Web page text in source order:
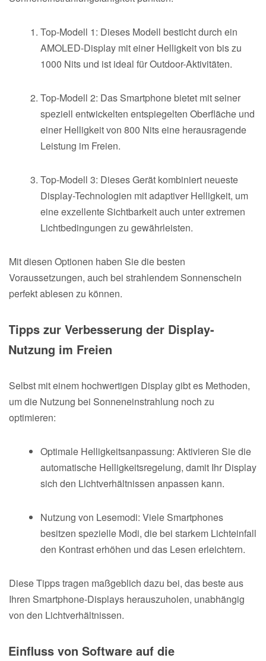
Top-Modell 1: Dieses Modell besticht durch ein
AMOLED-Display mit einer Helligkeit von bis zu
1000 Nits und ist ideal für Outdoor-Aktivitäten.
Top-Modell 2: Das Smartphone bietet mit seiner
speziell entwickelten entspiegelten Oberfläche und
einer Helligkeit von 800 Nits eine herausragende
Leistung im Freien.
Top-Modell 3: Dieses Gerät kombiniert neueste
Display-Technologien mit adaptiver Helligkeit, um
eine exzellente Sichtbarkeit auch unter extremen
Lichtbedingungen zu gewährleisten.
Mit diesen Optionen haben Sie die besten
Voraussetzungen, auch bei strahlendem Sonnenschein
perfekt ablesen zu können.
Tipps zur Verbesserung der Display-
Nutzung im Freien
Selbst mit einem hochwertigen Display gibt es Methoden,
um die Nutzung bei Sonneneinstrahlung noch zu
optimieren:
Optimale Helligkeitsanpassung: Aktivieren Sie die
automatische Helligkeitsregelung, damit Ihr Display
sich den Lichtverhältnissen anpassen kann.
Nutzung von Lesemodi: Viele Smartphones
besitzen spezielle Modi, die bei starkem Lichteinfall
den Kontrast erhöhen und das Lesen erleichtern.
Diese Tipps tragen maßgeblich dazu bei, das beste aus
Ihren Smartphone-Displays herauszuholen, unabhängig
von den Lichtverhältnissen.
Einfluss von Software auf die